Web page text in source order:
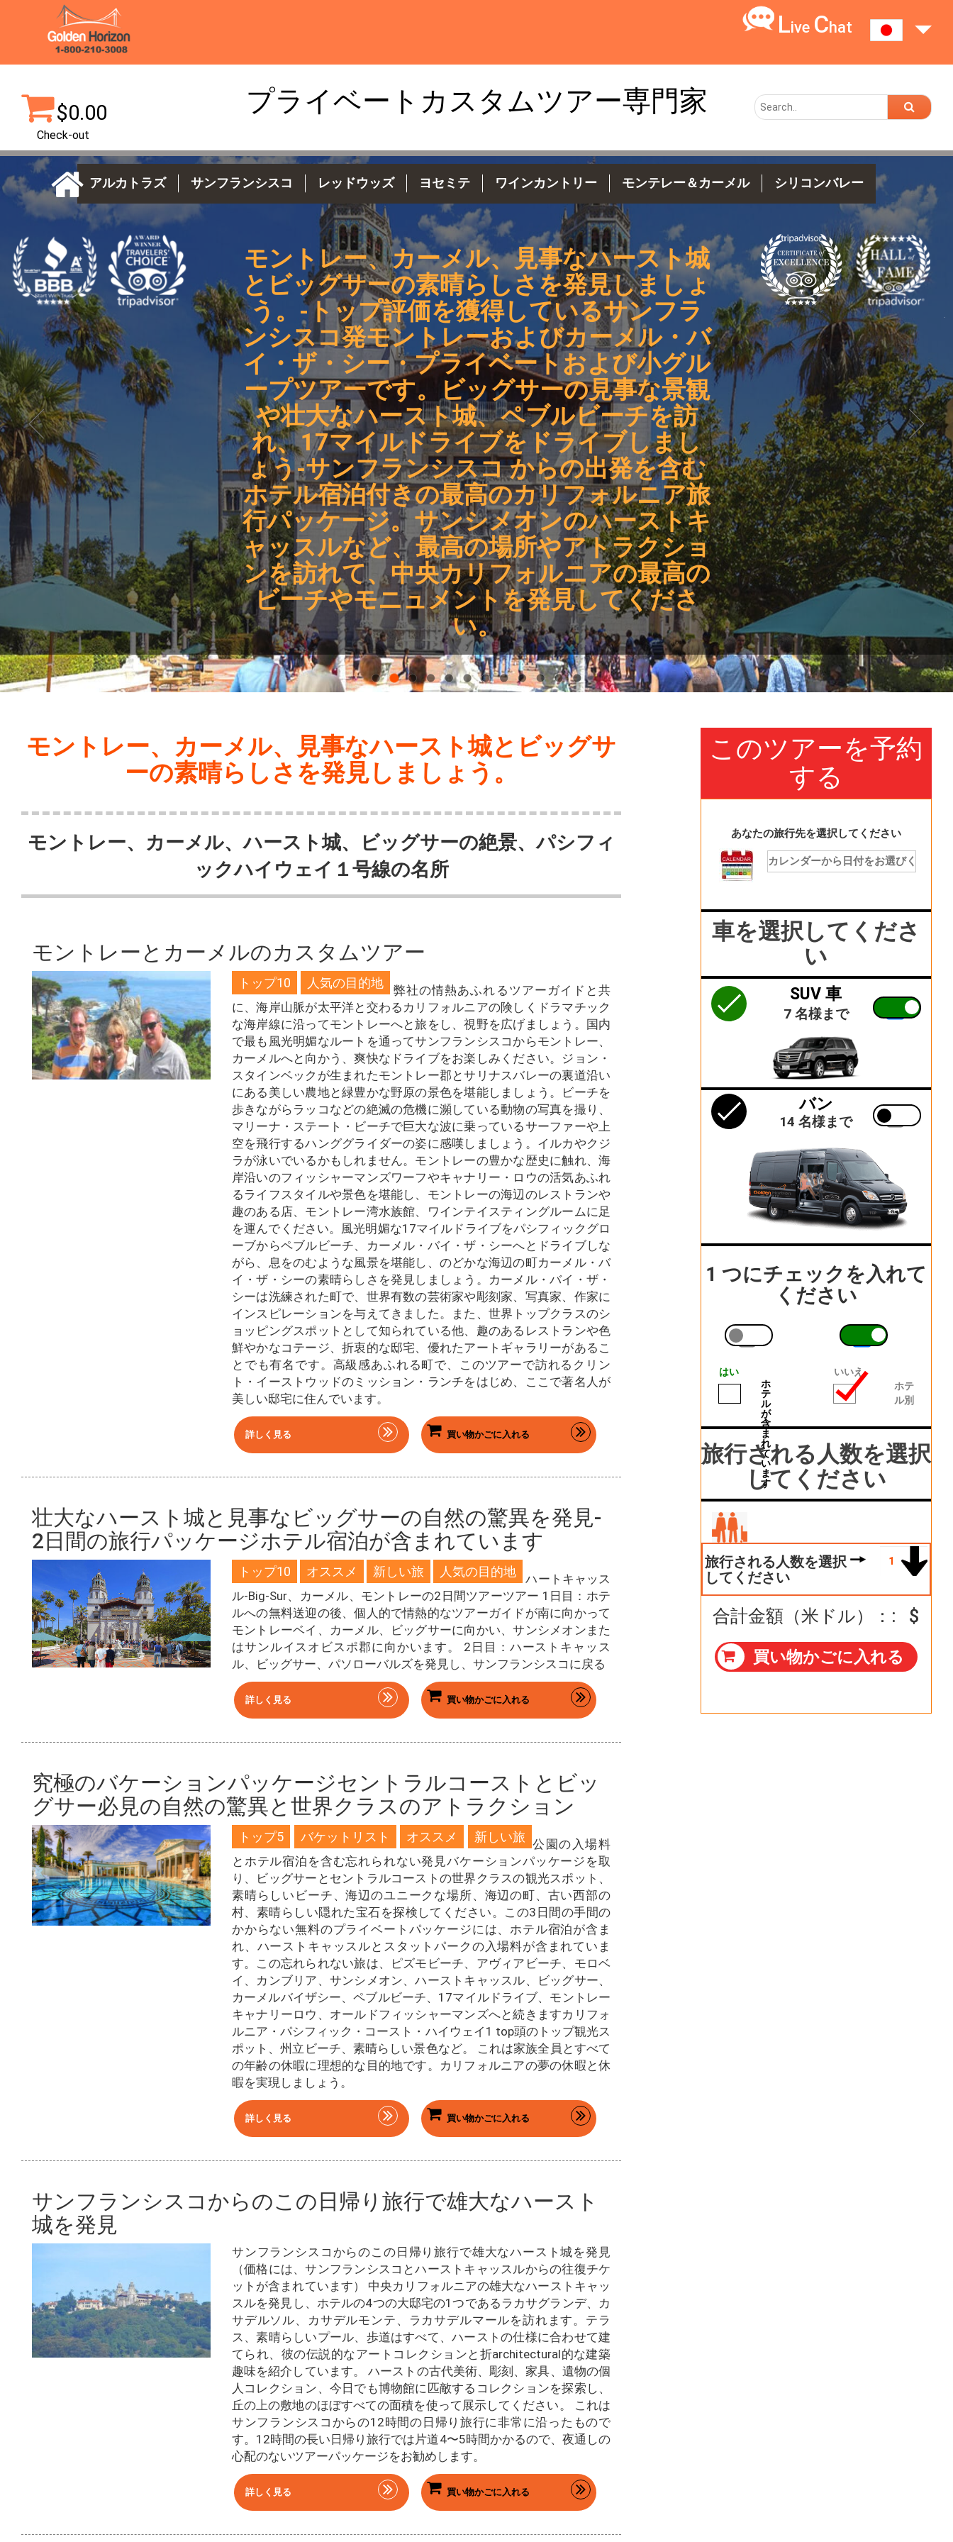
Live Chat
$0.00
Check-out
プライベートカスタムツアー専門家
アルカトラズ サンフランシスコ レッドウッズ ヨセミテ ワインカントリー モンテレー＆カーメル シリコンバレー
モントレー、カーメル、見事なハースト城
とビッグサーの素晴らしさを発見しましょ
う。-トップ評価を獲得しているサンフラ
ンシスコ発モントレーおよびカーメル・バ
イ・ザ・シー・プライベートおよび小グル
ープツアーです。ビッグサーの見事な景観
や壮大なハースト城、ペブルビーチを訪
れ、17マイルドライブをドライブしまし
ょう-サンフランシスコ からの出発を含む
ホテル宿泊付きの最高のカリフォルニア旅
行パッケージ。サンシメオンのハーストキ
ャッスルなど、最高の場所やアトラクショ
ンを訪れて、中央カリフォルニアの最高の
ビーチやモニュメントを発見してくださ
い。
モントレー、カーメル、見事なハースト城とビッグサ
ーの素晴らしさを発見しましょう。
モントレー、カーメル、ハースト城、ビッグサーの絶景、パシフィ
ックハイウェイ１号線の名所
モントレーとカーメルのカスタムツアー
トップ10 人気の目的地
弊社の情熱あふれるツアーガイドと共
に、海岸山脈が太平洋と交わるカリフォルニアの険しくドラマチック
な海岸線に沿ってモントレーへと旅をし、視野を広げましょう。国内
で最も風光明媚なルートを通ってサンフランシスコからモントレー、
カーメルへと向かう、爽快なドライブをお楽しみください。ジョン・
スタインベックが生まれたモントレー郡とサリナスバレーの裏道沿い
にある美しい農地と緑豊かな野原の景色を堪能しましょう。ビーチを
歩きながらラッコなどの絶滅の危機に瀕している動物の写真を撮り、
マリーナ・ステート・ビーチで巨大な波に乗っているサーファーや上
空を飛行するハンググライダーの姿に感嘆しましょう。イルカやクジ
ラが泳いでいるかもしれません。モントレーの豊かな歴史に触れ、海
岸沿いのフィッシャーマンズワーフやキャナリー・ロウの活気あふれ
るライフスタイルや景色を堪能し、モントレーの海辺のレストランや
趣のある店、モントレー湾水族館、ワインテイスティングルームに足
を運んでください。風光明媚な17マイルドライブをパシフィックグロ
ーブからペブルビーチ、カーメル・バイ・ザ・シーへとドライブしな
がら、息をのむような風景を堪能し、のどかな海辺の町カーメル・バ
イ・ザ・シーの素晴らしさを発見しましょう。カーメル・バイ・ザ・
シーは洗練された町で、世界有数の芸術家や彫刻家、写真家、作家に
インスピレーションを与えてきました。また、世界トップクラスのシ
ョッピングスポットとして知られている他、趣のあるレストランや色
鮮やかなコテージ、折衷的な邸宅、優れたアートギャラリーがあるこ
とでも有名です。高級感あふれる町で、このツアーで訪れるクリン
ト・イーストウッドのミッション・ランチをはじめ、ここで著名人が
美しい邸宅に住んでいます。
詳しく見る 買い物かごに入れる
壮大なハースト城と見事なビッグサーの自然の驚異を発見-
2日間の旅行パッケージホテル宿泊が含まれています
トップ10 オススメ 新しい旅 人気の目的地
ハートキャッス
ル-Big-Sur、カーメル、モントレーの2日間ツアーツアー 1日目：ホテ
ルへの無料送迎の後、個人的で情熱的なツアーガイドが南に向かって
モントレーベイ、カーメル、ビッグサーに向かい、サンシメオンまた
はサンルイスオビスポ郡に向かいます。 2日目：ハーストキャッス
ル、ビッグサー、パソローバルズを発見し、サンフランシスコに戻る
詳しく見る 買い物かごに入れる
究極のバケーションパッケージセントラルコーストとビッ
グサー必見の自然の驚異と世界クラスのアトラクション
トップ5 バケットリスト オススメ 新しい旅 公園の入場料
とホテル宿泊を含む忘れられない発見バケーションパッケージを取
り、ビッグサーとセントラルコーストの世界クラスの観光スポット、
素晴らしいビーチ、海辺のユニークな場所、海辺の町、古い西部の
村、素晴らしい隠れた宝石を探検してください。この3日間の手間の
かからない無料のプライベートパッケージには、ホテル宿泊が含ま
れ、ハーストキャッスルとスタットパークの入場料が含まれていま
す。この忘れられない旅は、ピズモビーチ、アヴィアビーチ、モロベ
イ、カンブリア、サンシメオン、ハーストキャッスル、ビッグサー、
カーメルバイザシー、ペブルビーチ、17マイルドライブ、モントレー
キャナリーロウ、オールドフィッシャーマンズへと続きますカリフォ
ルニア・パシフィック・コースト・ハイウェイ1 top頭のトップ観光ス
ポット、州立ビーチ、素晴らしい景色など。 これは家族全員とすべて
の年齢の休暇に理想的な目的地です。カリフォルニアの夢の休暇と休
暇を実現しましょう。
詳しく見る 買い物かごに入れる
サンフランシスコからのこの日帰り旅行で雄大なハースト
城を発見
サンフランシスコからのこの日帰り旅行で雄大なハースト城を発見
（価格には、サンフランシスコとハーストキャッスルからの往復チケ
ットが含まれています） 中央カリフォルニアの雄大なハーストキャッ
スルを発見し、ホテルの4つの大邸宅の1つであるラカサグランデ、カ
サデルソル、カサデルモンテ、ラカサデルマールを訪れます。テラ
ス、素晴らしいプール、歩道はすべて、ハーストの仕様に合わせて建
てられ、彼の伝説的なアートコレクションと折architectural的な建築
趣味を紹介しています。 ハーストの古代美術、彫刻、家具、遺物の個
人コレクション、今日でも博物館に匹敵するコレクションを探索し、
丘の上の敷地のほぼすべての面積を使って展示してください。 これは
サンフランシスコからの12時間の日帰り旅行に非常に沿ったもので
す。12時間の長い日帰り旅行では片道4〜5時間かかるので、夜通しの
心配のないツアーパッケージをお勧めします。
詳しく見る 買い物かごに入れる
このツアーを予約
する
あなたの旅行先を選択してください
車を選択してくださ
い
SUV 車
7 名様まで
バン
14 名様まで
1 つにチェックを入れて
ください
はい
ホ
テ
ル
が
含
ま
れ
て
い
ま
す
いいえ
ホテ
ル別
旅行される人数を選択
してください
旅行される人数を選択
してください
合計金額（米ドル）：: $
買い物かごに入れる